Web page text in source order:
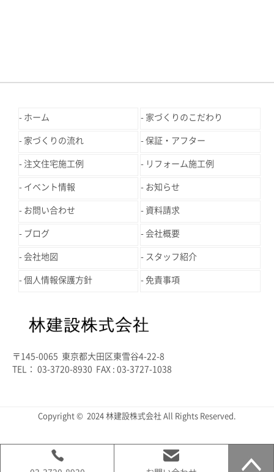
ホーム 家づくりのこだわり
家づくりの流れ 保証・アフター
注文住宅施工例 リフォーム施工例
イベント情報 お知らせ
お問い合わせ 資料請求
ブログ 会社概要
会社地図 スタッフ紹介
個人情報保護方針 免責事項
〒145-0065 東京都大田区東雪谷4-22-8
TEL： 03-3720-8930 FAX : 03-3727-1038
Copyright © 2024 林建設株式会社 All Rights Reserved.